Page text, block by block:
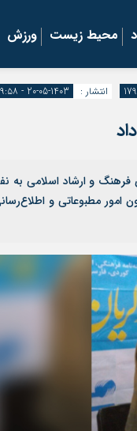
محیط زیست ورزش
انتشار : 1403-05-20 - ۱۹:۵۸
و ارشاد اسلامی به
امور مطبوعاتی و